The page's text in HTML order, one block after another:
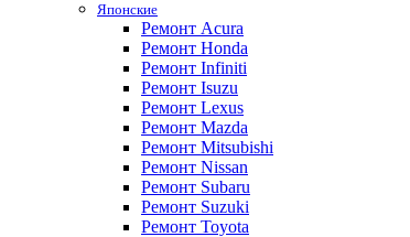
Японские
Ремонт Acura
Ремонт Honda
Ремонт Infiniti
Ремонт Isuzu
Ремонт Lexus
Ремонт Mazda
Ремонт Mitsubishi
Ремонт Nissan
Ремонт Subaru
Ремонт Suzuki
Ремонт Toyota